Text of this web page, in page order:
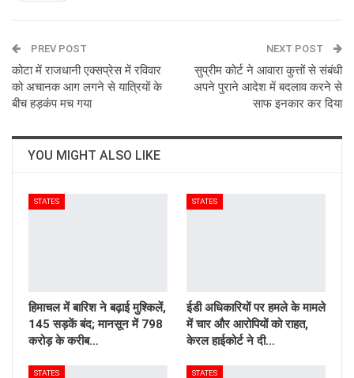
Email
PREV POST
कोटा में राजधानी एक्सप्रेस में रविवार
को अचानक आग लगने से यात्रियों के
बीच हड़कंप मच गया
NEXT POST
सुप्रीम कोर्ट ने आवारा कुत्तों से संबंधी
अपने पुराने आदेश में बदलाव करने से
साफ इनकार कर दिया
YOU MIGHT ALSO LIKE
STATES
हिमाचल में बारिश ने बढ़ाई मुश्किलें,
145 सड़कें बंद; मानसून में 798
करोड़ के करीब…
STATES
ईडी अधिकारियों पर हमले के मामले
में चार और आरोपियों को राहत,
केरल हाईकोर्ट ने दी…
STATES STATES